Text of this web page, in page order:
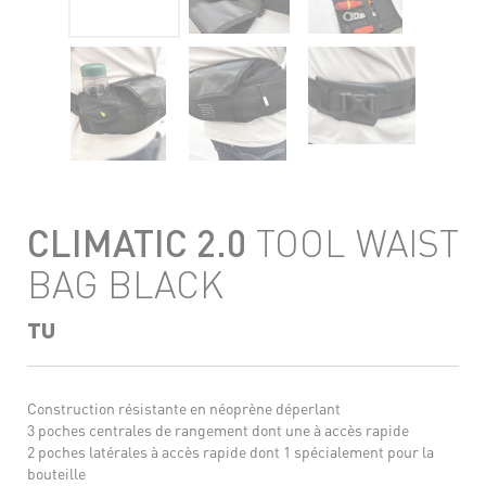
CLIMATIC 2.0 TOOL WAIST
BAG BLACK
TU
Construction résistante en néoprène déperlant
3 poches centrales de rangement dont une à accès rapide
2 poches latérales à accès rapide dont 1 spécialement pour la
bouteille